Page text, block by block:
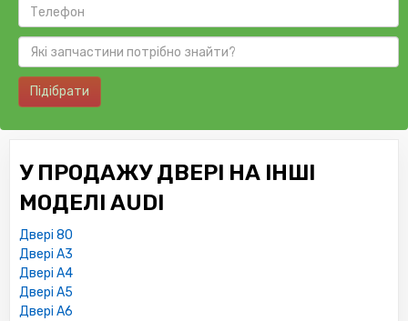
Підібрати
У ПРОДАЖУ ДВЕРІ НА ІНШІ
МОДЕЛІ AUDI
Двері 80
Двері A3
Двері A4
Двері A5
Двері A6